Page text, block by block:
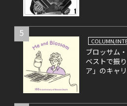
5
COLUMN/
ブロッサム
ベストで振
ア」のキャ